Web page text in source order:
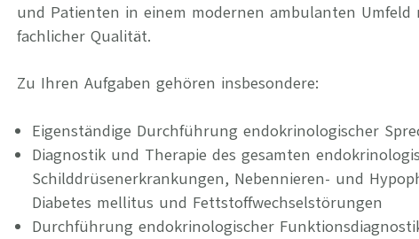
und Patienten in einem modernen ambulanten
fachlicher Qualität.
Zu Ihren Aufgaben gehören insbesondere:
Eigenständige Durchführung endokrinologischer
Diagnostik und Therapie des gesamten
Schilddrüsenerkrankungen, Nebennieren- und
Diabetes mellitus und Fettstoffwechselstörungen
Durchführung endokrinologischer